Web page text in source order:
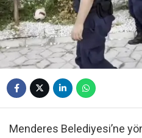
Menderes Belediyesi’ne